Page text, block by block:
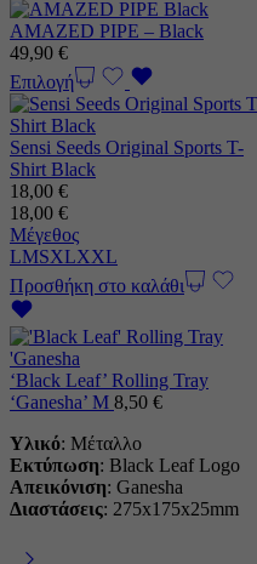
AMAZED PIPE – Black
49,90 €
Επιλογή
Sensi Seeds Original Sports T-
Shirt Black
18,00 €
18,00 €
Μέγεθος
LMSXLXXL
Προσθήκη στο καλάθι
‘Black Leaf’ Rolling Tray
‘Ganesha’ M 8,50 €
Υλικό: Mέταλλο
Εκτύπωση: Black Leaf Logo
Απεικόνιση: Ganesha
Διαστάσεις: 275x175x25mm